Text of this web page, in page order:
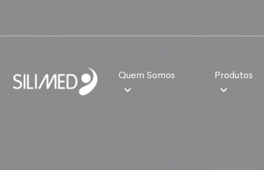
Quem Somos Produtos